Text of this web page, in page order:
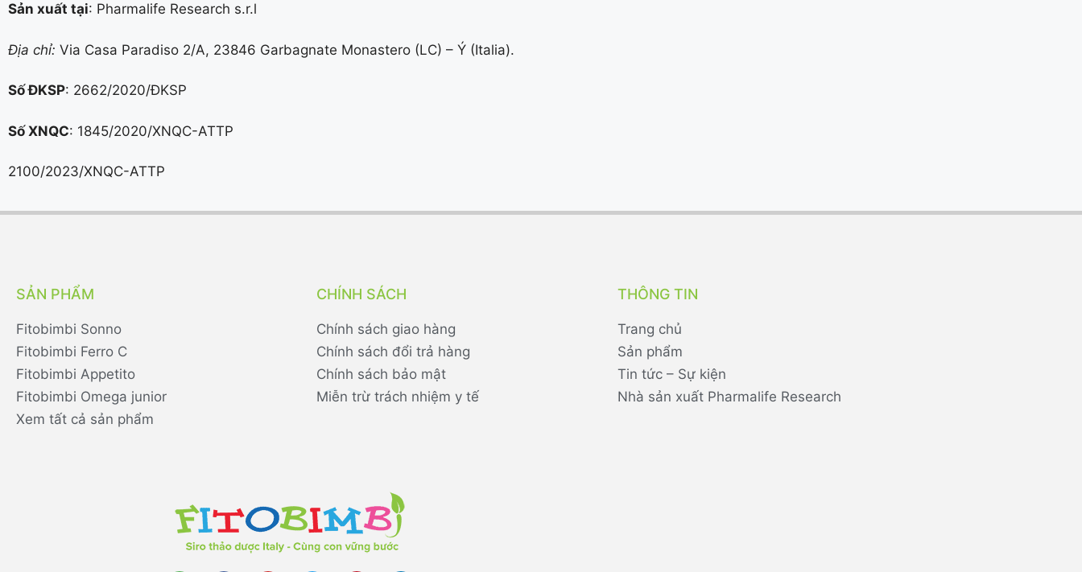
Sản xuất tại: Pharmalife Research s.r.l
Địa chỉ: Via Casa Paradiso 2/A, 23846 Garbagnate Monastero (LC) – Ý (Italia).
Số ĐKSP: 2662/2020/ĐKSP
Số XNQC: 1845/2020/XNQC-ATTP
2100/2023/XNQC-ATTP
SẢN PHẨM
Fitobimbi Sonno
Fitobimbi Ferro C
Fitobimbi Appetito
Fitobimbi Omega junior
Xem tất cả sản phẩm
CHÍNH SÁCH
Chính sách giao hàng
Chính sách đổi trả hàng
Chính sách bảo mật
Miễn trừ trách nhiệm y tế
THÔNG TIN
Trang chủ
Sản phẩm
Tin tức – Sự kiện
Nhà sản xuất Pharmalife Research